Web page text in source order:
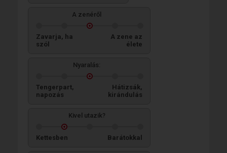
A zenéről
Zavarja, ha
szól
A zene az
élete
Nyaralás:
Tengerpart,
napozás
Hátizsák,
kirándulás
Kivel utazik?
Kettesben Barátokkal